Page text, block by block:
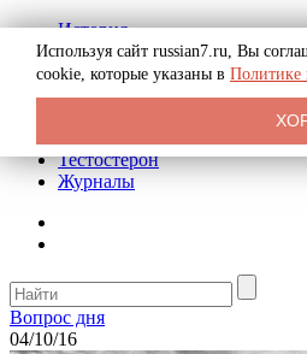
История
Биография
Криминал
Реклама на сайте
Тестостерон
Журналы
Вопрос дня
04/10/16
Используя сайт russian7.ru, Вы
cookie, которые указаны в Политике